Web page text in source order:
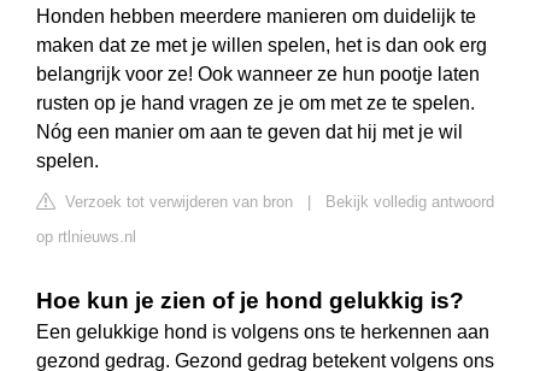
Honden hebben meerdere manieren om duidelijk te
maken dat ze met je willen spelen, het is dan ook erg
belangrijk voor ze! Ook wanneer ze hun pootje laten
rusten op je hand vragen ze je om met ze te spelen.
Nóg een manier om aan te geven dat hij met je wil
spelen.
Verzoek tot verwijderen van bron
Bekijk volledig antwoord
op rtlnieuws.nl
Hoe kun je zien of je hond gelukkig is?
Een gelukkige hond is volgens ons te herkennen aan
gezond gedrag. Gezond gedrag betekent volgens ons